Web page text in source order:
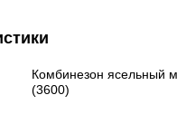
Комбинезон ясельный
(3600)